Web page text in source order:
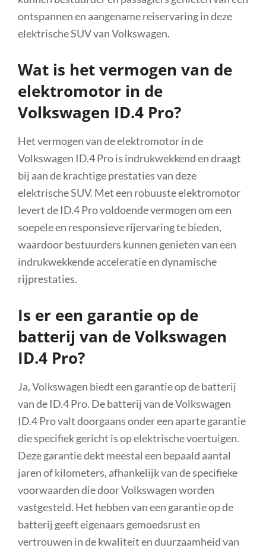
ontspannen en aangename reiservaring in deze
elektrische SUV van Volkswagen.
Wat is het vermogen van de
elektromotor in de
Volkswagen ID.4 Pro?
Het vermogen van de elektromotor in de
Volkswagen ID.4 Pro is indrukwekkend en draagt
bij aan de krachtige prestaties van deze
elektrische SUV. Met een robuuste elektromotor
levert de ID.4 Pro voldoende vermogen om een
soepele en responsieve rijervaring te bieden,
waardoor bestuurders kunnen genieten van een
indrukwekkende acceleratie en dynamische
rijprestaties.
Is er een garantie op de
batterij van de Volkswagen
ID.4 Pro?
Ja, Volkswagen biedt een garantie op de batterij
van de ID.4 Pro. De batterij van de Volkswagen
ID.4 Pro valt doorgaans onder een aparte garantie
die specifiek gericht is op elektrische voertuigen.
Deze garantie dekt meestal een bepaald aantal
jaren of kilometers, afhankelijk van de specifieke
voorwaarden die door Volkswagen worden
vastgesteld. Het hebben van een garantie op de
batterij geeft eigenaars gemoedsrust en
vertrouwen in de kwaliteit en duurzaamheid van